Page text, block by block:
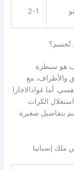
2-1
تُحسم؟
هو سيطرة
والأطراف، مع
أما غوادالاخارا
الكرات
بتفاصيل صغيرة
ملك إسبانيا